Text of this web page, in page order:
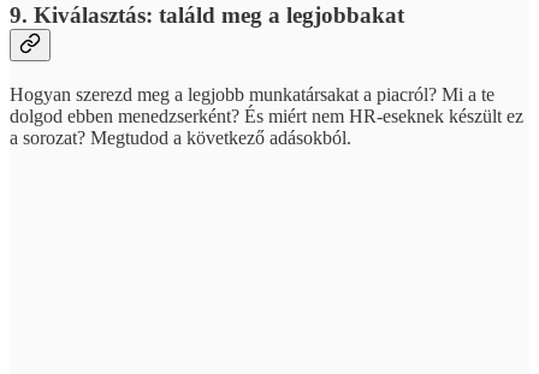
9. Kiválasztás: találd meg a legjobbakat
Hogyan szerezd meg a legjobb munkatársakat a piacról? Mi a te
dolgod ebben menedzserként? És miért nem HR-eseknek készült ez
a sorozat? Megtudod a következő adásokból.